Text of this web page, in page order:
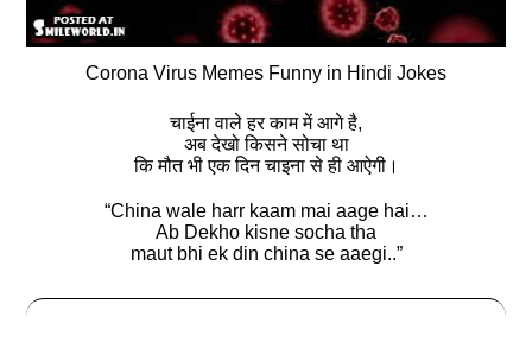
Corona Virus Memes Funny in Hindi Jokes
चाईना वाले हर काम में आगे है,
अब देखो किसने सोचा था
कि मौत भी एक दिन चाइना से ही आऐगी।
“China wale harr kaam mai aage hai…
Ab Dekho kisne socha tha
maut bhi ek din china se aaegi..”